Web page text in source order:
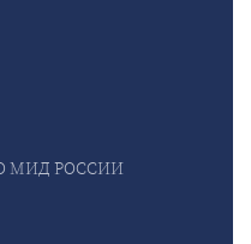
МИД РОССИИ